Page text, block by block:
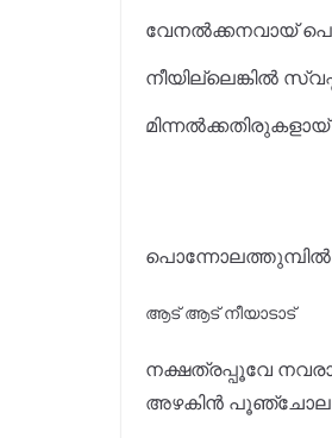
വേനൽക്കനവായ്
നീയില്ലെങ്കിൽ
പൊന്നോലത്തുമ്പിൽ
ആട്‌ ആട്‌ നീയാടാട്
നക്ഷത്രപ്പൂവേ
അഴകിൻ